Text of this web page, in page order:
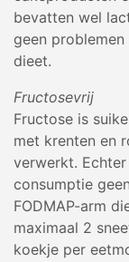
bevatten wel
geen problemen
dieet.
Fructosevrij
Fructose is
met krenten en
verwerkt.
consumptie
FODMAP-arm
maximaal 2
koekje per